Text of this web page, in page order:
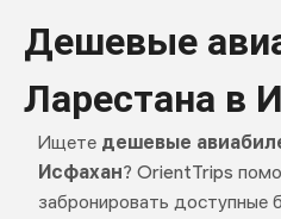
Дешевые
Ларестана в
Ищете дешевые
Исфахан? OrientTrips
забронировать доступные